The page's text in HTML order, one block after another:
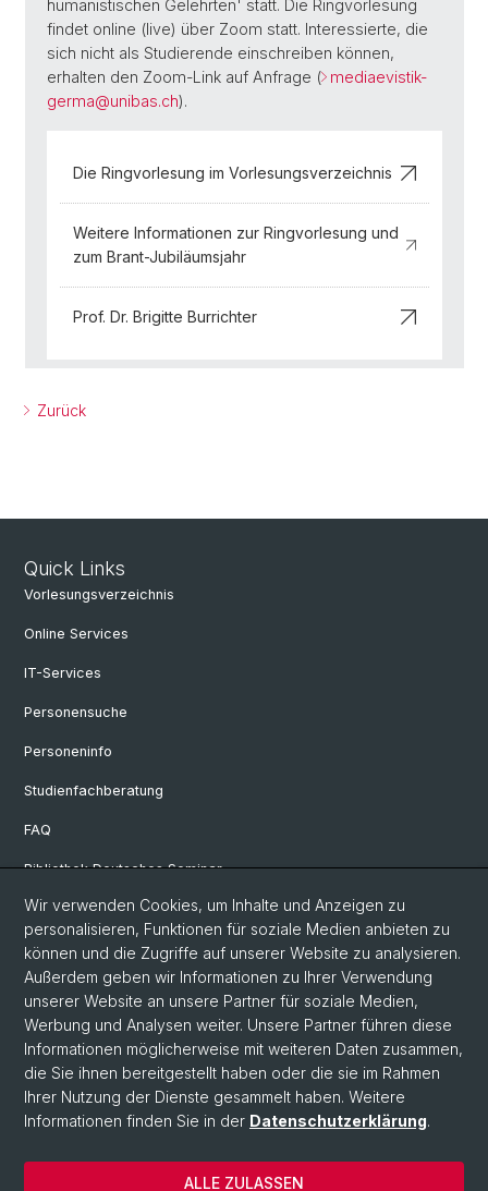
humanistischen Gelehrten' statt. Die Ringvorlesung
findet online (live) über Zoom statt. Interessierte, die
sich nicht als Studierende einschreiben können,
erhalten den Zoom-Link auf Anfrage ( mediaevistik-
germa@unibas.ch).
Die Ringvorlesung im Vorlesungsverzeichnis
Weitere Informationen zur Ringvorlesung und
zum Brant-Jubiläumsjahr
Prof. Dr. Brigitte Burrichter
Zurück
Quick Links
Vorlesungsverzeichnis
Online Services
IT-Services
Personensuche
Personeninfo
Studienfachberatung
FAQ
Bibliothek Deutsches Seminar
Neuere deutsche Literaturwissenschaft
Germanistische Mediävistik
Deutsche Sprachwissenschaft
© Universität Basel
Philosophisch-Historische Fakultät
Sprach- und Literaturwissenschaften
Home
Wir verwenden Cookies, um Inhalte und Anzeigen zu
personalisieren, Funktionen für soziale Medien anbieten zu
können und die Zugriffe auf unserer Website zu analysieren.
Außerdem geben wir Informationen zu Ihrer Verwendung
unserer Website an unsere Partner für soziale Medien,
Werbung und Analysen weiter. Unsere Partner führen diese
Informationen möglicherweise mit weiteren Daten zusammen,
die Sie ihnen bereitgestellt haben oder die sie im Rahmen
Ihrer Nutzung der Dienste gesammelt haben. Weitere
Informationen finden Sie in der Datenschutzerklärung.
ALLE ZULASSEN